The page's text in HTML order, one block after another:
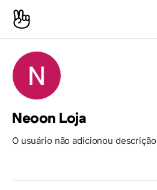
Neoon Loja
O usuário não adicionou descrição